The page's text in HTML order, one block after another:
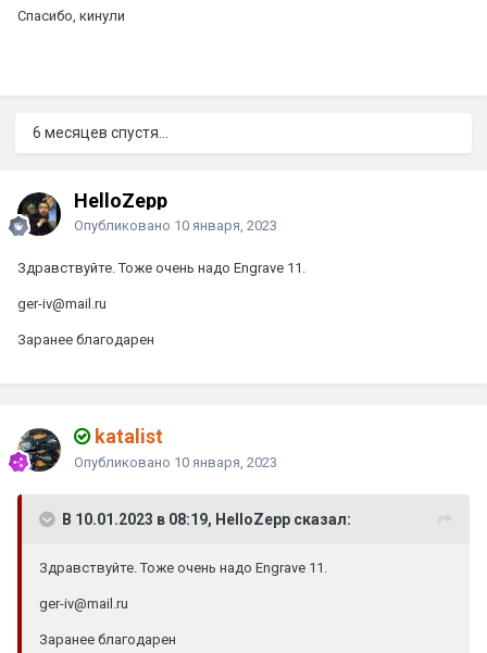
Спасибо, кинули
6 месяцев спустя...
HelloZepp
Опубликовано 10 января, 2023
Здравствуйте. Тоже очень надо Engrave 11.
ger-iv@mail.ru
Заранее благодарен
katalist
Опубликовано 10 января, 2023
В 10.01.2023 в 08:19, HelloZepp сказал:
Здравствуйте. Тоже очень надо Engrave 11.
ger-iv@mail.ru
Заранее благодарен